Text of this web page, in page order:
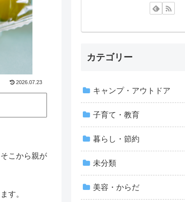
カテゴリー
キャンプ・アウトドア
子育て・教育
暮らし・節約
未分類
美容・からだ